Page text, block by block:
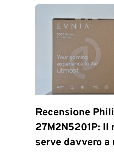
Recensione
27M2N5201P:
serve davvero